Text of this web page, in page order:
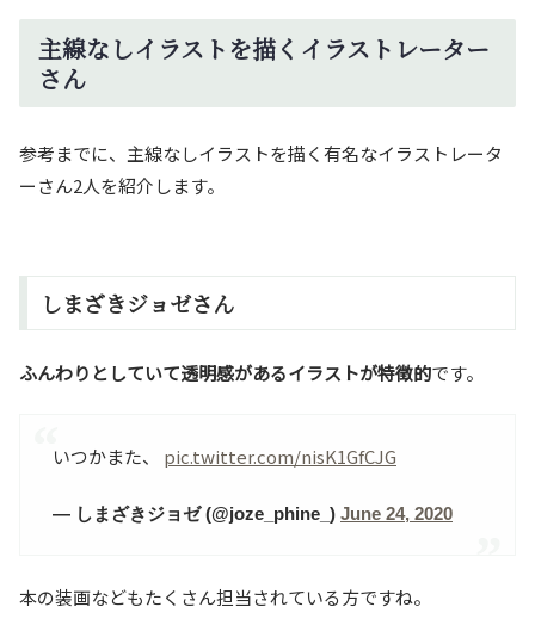
主線なしイラストを描くイラストレーター
さん
参考までに、主線なしイラストを描く有名なイラストレータ
ーさん2人を紹介します。
しまざきジョゼさん
ふんわりとしていて透明感があるイラストが特徴的です。
いつかまた、 pic.twitter.com/nisK1GfCJG
— しまざきジョゼ (@joze_phine_) June 24, 2020
本の装画などもたくさん担当されている方ですね。